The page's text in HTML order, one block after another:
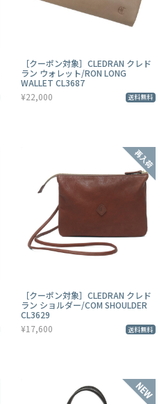
［クーポン対象］CLEDRAN クレド
ラン ウォレット/RON LONG
WALLET CL3687
¥22,000
送料無料
［クーポン対象］CLEDRAN クレド
ラン ショルダー/COM SHOULDER
CL3629
¥17,600
送料無料